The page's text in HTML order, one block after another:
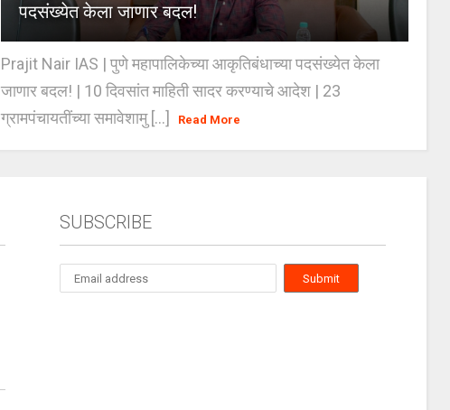
पदसंख्येत केला जाणार बदल!
Prajit Nair IAS | पुणे महापालिकेच्या आकृतिबंधाच्या पदसंख्येत केला
जाणार बदल! | 10 दिवसांत माहिती सादर करण्याचे आदेश | 23
ग्रामपंचायतींच्या समावेशामु [...]
Read More
SUBSCRIBE